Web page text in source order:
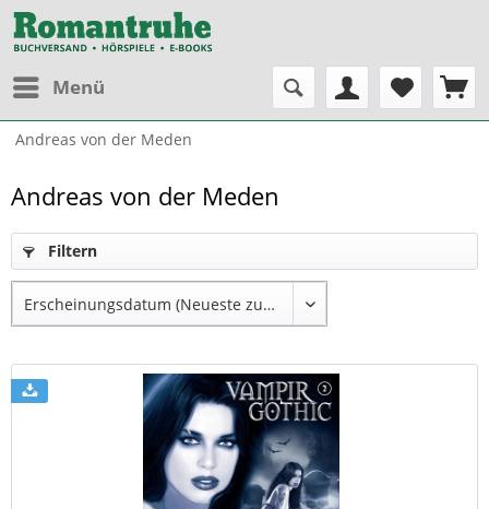
Menü
Andreas von der Meden
Andreas von der Meden
Filtern